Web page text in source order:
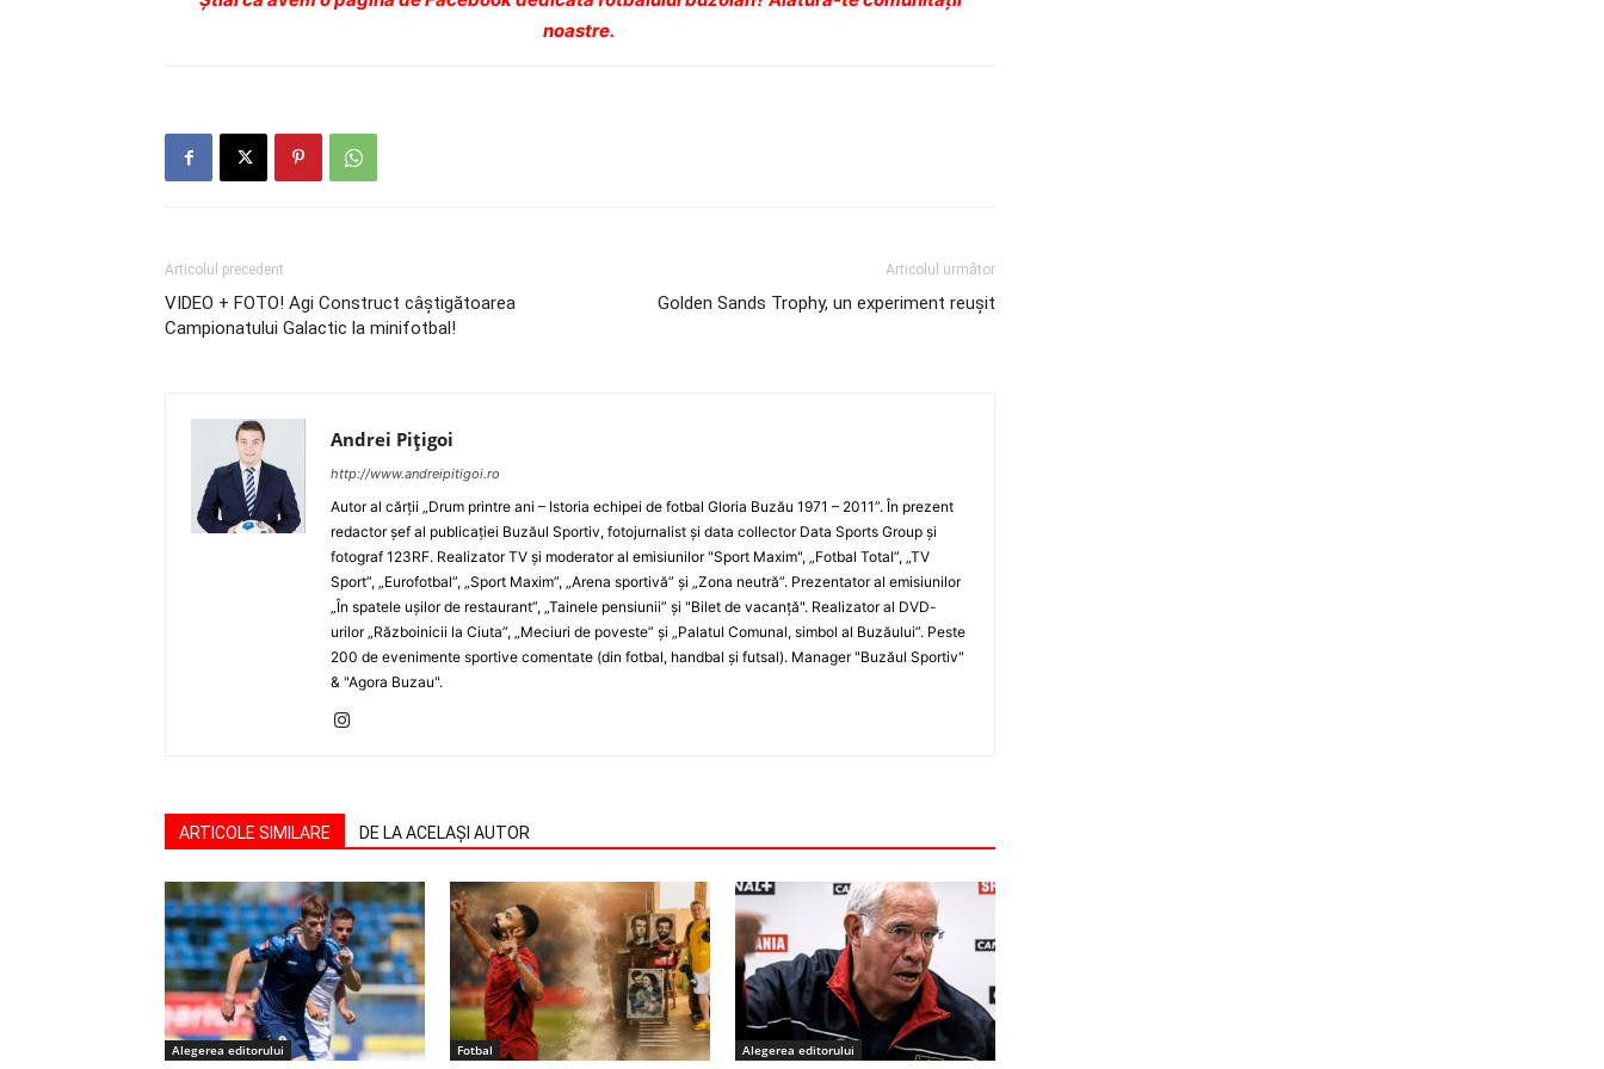
noastre.
Articolul precedent
VIDEO + FOTO! Agi Construct câştigătoarea
Campionatului Galactic la minifotbal!
Articolul următor
Golden Sands Trophy, un experiment reușit
Andrei Pițigoi
http://www.andreipitigoi.ro
Autor al cărţii „Drum printre ani – Istoria echipei de fotbal Gloria Buzău 1971 – 2011”. În prezent
redactor şef al publicaţiei Buzăul Sportiv, fotojurnalist şi data collector Data Sports Group şi
fotograf 123RF. Realizator TV şi moderator al emisiunilor "Sport Maxim", „Fotbal Total”, „TV
Sport”, „Eurofotbal”, „Sport Maxim”, „Arena sportivă” şi „Zona neutră”. Prezentator al emisiunilor
„În spatele uşilor de restaurant”, „Tainele pensiunii” şi "Bilet de vacanţă". Realizator al DVD-
urilor „Războinicii la Ciuta”, „Meciuri de poveste” şi „Palatul Comunal, simbol al Buzăului”. Peste
200 de evenimente sportive comentate (din fotbal, handbal şi futsal). Manager "Buzăul Sportiv"
& "Agora Buzau".
ARTICOLE SIMILARE DE LA ACELAȘI AUTOR
Alegerea editorului Fotbal Alegerea editorului